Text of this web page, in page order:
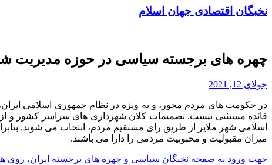
نخبگان اقتصادی جهان اسلام
چهره های برجسته سیاسی در حوزه مدیریت
جولای 12, 2021
در حکومت های مردم محور، و به ویژه در نظام جمهوری اسلامی
قائده مستثنی نیست. تصمیمات کلان شهرداری های سراسر کشور و
اسلامی شهر ملایر از طریق رای مستقیم مردم، انتخاب می شوند.
میزان مقبولیت و محبوبیت مردمی را دارا می باشند.
جهت ورود به صفحه نخبگان سیاسی و چهره های برجسته ایران، روی